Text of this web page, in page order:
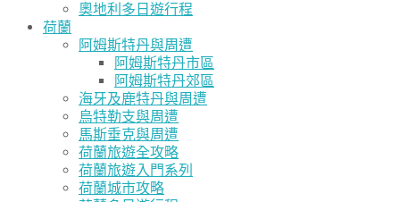
奧地利多日遊行程
荷蘭
阿姆斯特丹與周遭
阿姆斯特丹市區
阿姆斯特丹郊區
海牙及鹿特丹與周遭
烏特勒支與周遭
馬斯垂克與周遭
荷蘭旅遊全攻略
荷蘭旅遊入門系列
荷蘭城市攻略